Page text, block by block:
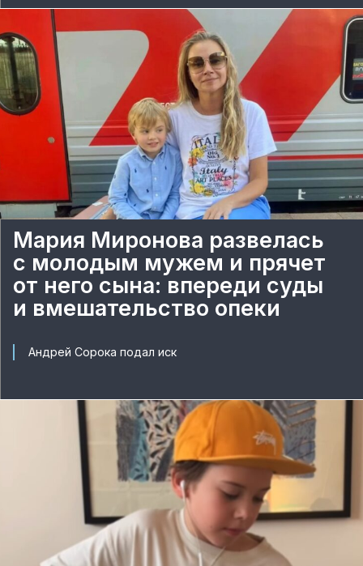
Мария Миронова развелась
с молодым мужем и прячет
от него сына: впереди суды
и вмешательство опеки
Андрей Сорока подал иск